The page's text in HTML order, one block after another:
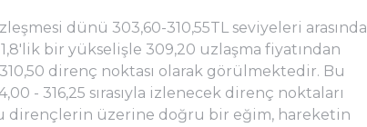
dünü 303,60-310,55TL seviyeleri arasında
bir yükselişle 309,20 uzlaşma fiyatından
direnç noktası olarak görülmektedir. Bu
- 316,25 sırasıyla izlenecek direnç noktaları
dirençlerin üzerine doğru bir eğim, hareketin